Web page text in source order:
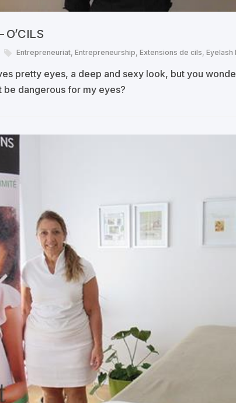
O’CILS
Entrepreneuriat Entrepreneurship Extensions de cils Eyelash
pretty eyes, a deep and sexy look, but you
be dangerous for my eyes?